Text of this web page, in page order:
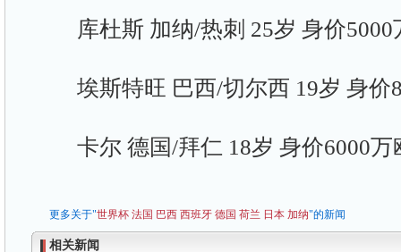
库杜斯 加纳/热刺 25岁 身价5000
埃斯特旺 巴西/切尔西 19岁 身价
卡尔 德国/拜仁 18岁 身价6000万
更多关于"世界杯 法国 巴西 西班牙 德国 荷兰 日本 加纳"的新闻
相关新闻